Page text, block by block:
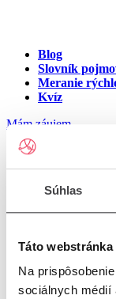
Súhlas
Táto
Na
sociálnych médií
Blog
Slovník
Meranie
Kvíz
Mám záujem
Internet v
Zadajte ulicu a číslo
Zadajte ulicu a číslo
Dolná Streda